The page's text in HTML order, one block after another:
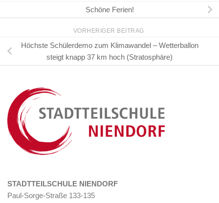
Schöne Ferien!
VORHERIGER BEITRAG
Höchste Schülerdemo zum Klimawandel – Wetterballon
steigt knapp 37 km hoch (Stratosphäre)
STADTTEILSCHULE NIENDORF
Paul-Sorge-Straße 133-135